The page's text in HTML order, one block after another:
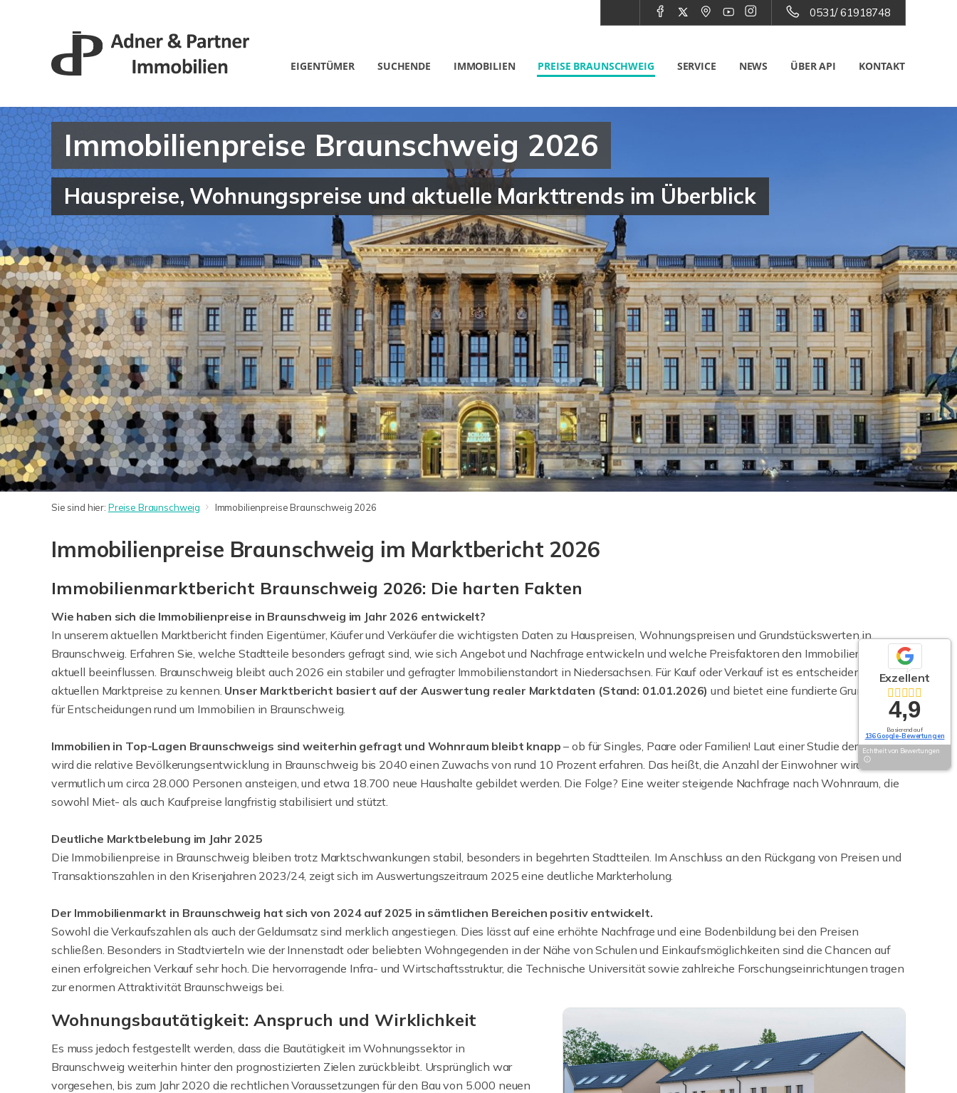
0531/ 61918748
EIGENTÜMER SUCHENDE IMMOBILIEN PREISE BRAUNSCHWEIG SERVICE NEWS ÜBER API KONTAKT
Immobilienpreise Braunschweig 2026
Hauspreise, Wohnungspreise und aktuelle Markttrends im Überblick
Sie sind hier: Preise Braunschweig Immobilienpreise Braunschweig 2026
Immobilienpreise Braunschweig im Marktbericht 2026
Immobilienmarktbericht Braunschweig 2026: Die harten Fakten
Wie haben sich die Immobilienpreise in Braunschweig im Jahr 2026 entwickelt?
In unserem aktuellen Marktbericht finden Eigentümer, Käufer und Verkäufer die wichtigsten Daten zu Hauspreisen, Wohnungspreisen und Grundstückswerten in
Braunschweig. Erfahren Sie, welche Stadtteile besonders gefragt sind, wie sich Angebot und Nachfrage entwickeln und welche Preisfaktoren den Immobilienmarkt
aktuell beeinflussen. Braunschweig bleibt auch 2026 ein stabiler und gefragter Immobilienstandort in Niedersachsen. Für Kauf oder Verkauf ist es entscheidend, die
aktuellen Marktpreise zu kennen. Unser Marktbericht basiert auf der Auswertung realer Marktdaten (Stand: 01.01.2026) und bietet eine fundierte Grundlage
für Entscheidungen rund um Immobilien in Braunschweig.
Immobilien in Top-Lagen Braunschweigs sind weiterhin gefragt und Wohnraum bleibt knapp – ob für Singles, Paare oder Familien! Laut einer Studie der NBank
wird die relative Bevölkerungsentwicklung in Braunschweig bis 2040 einen Zuwachs von rund 10 Prozent erfahren. Das heißt, die Anzahl der Einwohner wird
vermutlich um circa 28.000 Personen ansteigen, und etwa 18.700 neue Haushalte gebildet werden. Die Folge? Eine weiter steigende Nachfrage nach Wohnraum, die
sowohl Miet- als auch Kaufpreise langfristig stabilisiert und stützt.
Deutliche Marktbelebung im Jahr 2025
Die Immobilienpreise in Braunschweig bleiben trotz Marktschwankungen stabil, besonders in begehrten Stadtteilen. Im Anschluss an den Rückgang von Preisen und
Transaktionszahlen in den Krisenjahren 2023/24, zeigt sich im Auswertungszeitraum 2025 eine deutliche Markterholung.
Der Immobilienmarkt in Braunschweig hat sich von 2024 auf 2025 in sämtlichen Bereichen positiv entwickelt.
Sowohl die Verkaufszahlen als auch der Geldumsatz sind merklich angestiegen. Dies lässt auf eine erhöhte Nachfrage und eine Bodenbildung bei den Preisen
schließen. Besonders in Stadtvierteln wie der Innenstadt oder beliebten Wohngegenden in der Nähe von Schulen und Einkaufsmöglichkeiten sind die Chancen auf
einen erfolgreichen Verkauf sehr hoch. Die hervorragende Infra- und Wirtschaftsstruktur, die Technische Universität sowie zahlreiche Forschungseinrichtungen tragen
zur enormen Attraktivität Braunschweigs bei.
Wohnungsbautätigkeit: Anspruch und Wirklichkeit
Es muss jedoch festgestellt werden, dass die Bautätigkeit im Wohnungssektor in
Braunschweig weiterhin hinter den prognostizierten Zielen zurückbleibt. Ursprünglich war
vorgesehen, bis zum Jahr 2020 die rechtlichen Voraussetzungen für den Bau von 5.000 neuen
Exzellent
4,9
Basierend auf
136 Google-Bewertungen
Echtheit von Bewertungen